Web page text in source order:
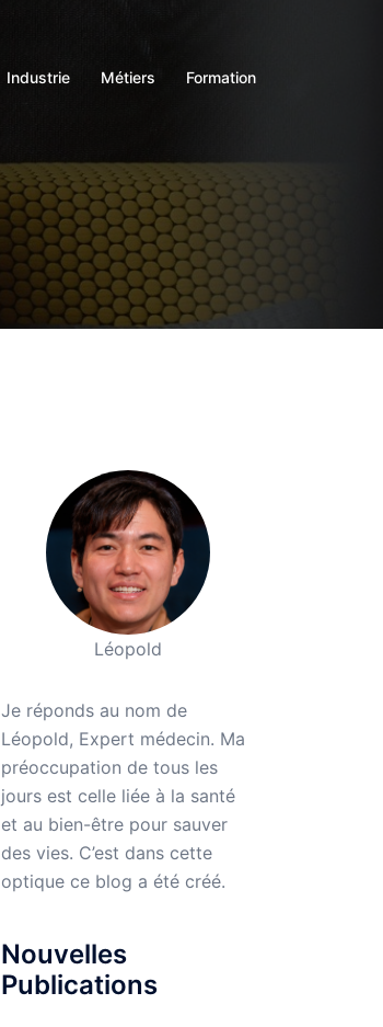
Industrie Métiers Formation
Léopold
Je réponds au nom de
Léopold, Expert médecin. Ma
préoccupation de tous les
jours est celle liée à la santé
et au bien-être pour sauver
des vies. C’est dans cette
optique ce blog a été créé.
Nouvelles
Publications